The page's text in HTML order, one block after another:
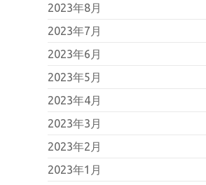
2023年8月
2023年7月
2023年6月
2023年5月
2023年4月
2023年3月
2023年2月
2023年1月